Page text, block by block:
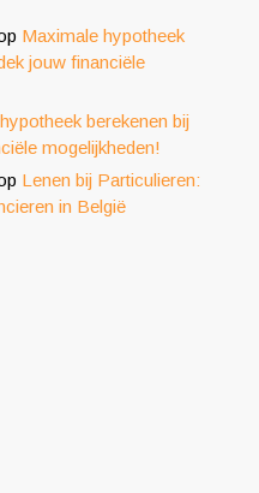
Maximale hypotheek
jouw financiële
berekenen bij
mogelijkheden!
Lenen bij Particulieren:
in België